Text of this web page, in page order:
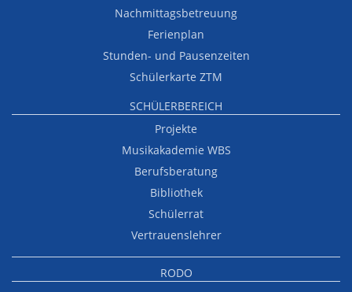
Nachmittagsbetreuung
Ferienplan
Stunden- und Pausenzeiten
Schülerkarte ZTM
SCHÜLERBEREICH
Projekte
Musikakademie WBS
Berufsberatung
Bibliothek
Schülerrat
Vertrauenslehrer
RODO